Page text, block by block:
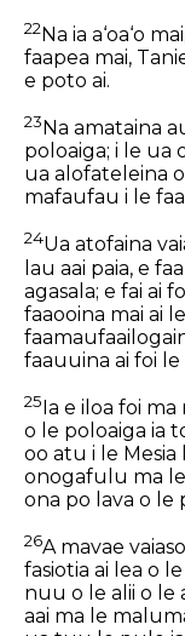
22Na ia a‘oa‘o
faapea mai,
e poto ai.
23 Na amataina
poloaiga; i le ua
ua alofateleina
mafaufau i le
24Ua atofaina
lau aai paia, e
agasala; e fai ai
faaooina mai ai
faauuina ai foi le
25Ia e iloa foi
o le poloaiga ia
oo atu i le Mesia
onogafulu ma
ona po lava o le
26A mavae
fasiotia ai lea o
nuu o le alii o le
aai ma le